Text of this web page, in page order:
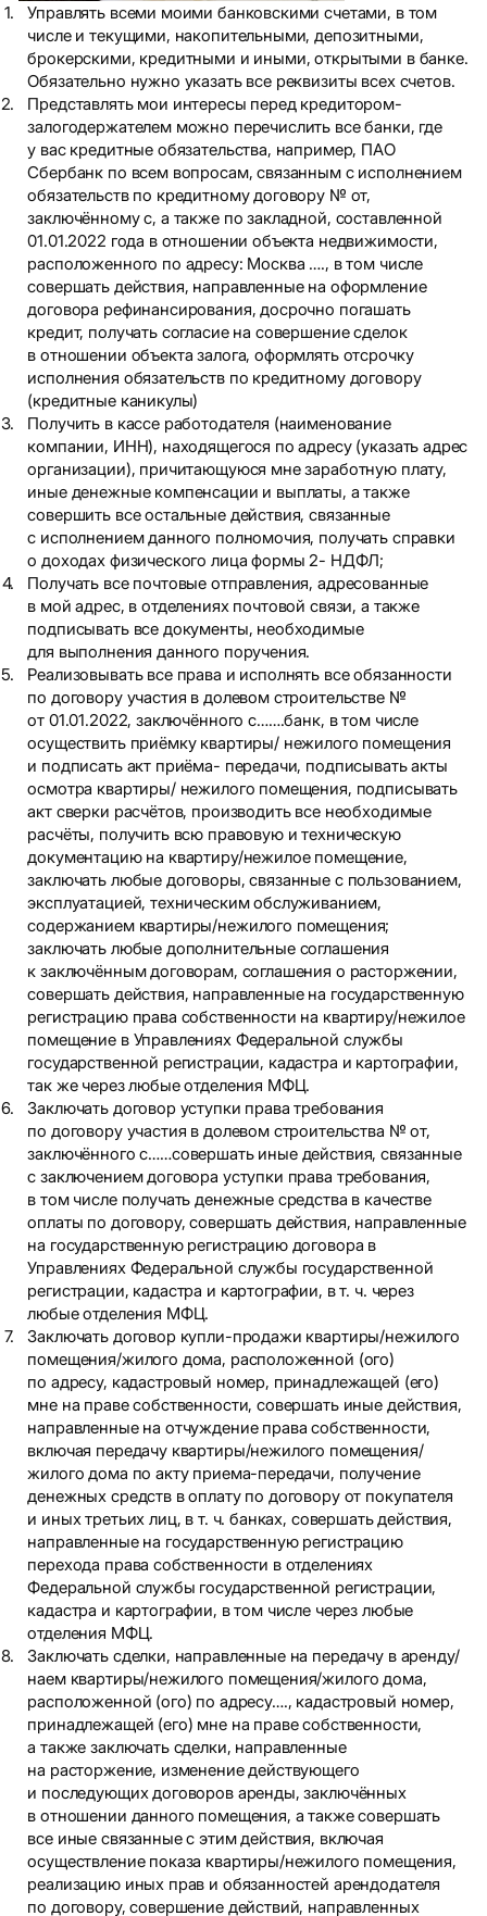
Управлять всеми моими банковскими счетами, в том
числе и текущими, накопительными, депозитными,
брокерскими, кредитными и иными, открытыми в банке.
Обязательно нужно указать все реквизиты всех счетов.
Представлять мои интересы перед кредитором-
залогодержателем можно перечислить все банки, где
у вас кредитные обязательства, например, ПАО
Сбербанк по всем вопросам, связанным с исполнением
обязательств по кредитному договору № от,
заключённому с, а также по закладной, составленной
01.01.2022 года в отношении объекта недвижимости,
расположенного по адресу: Москва …., в том числе
совершать действия, направленные на оформление
договора рефинансирования, досрочно погашать
кредит, получать согласие на совершение сделок
в отношении объекта залога, оформлять отсрочку
исполнения обязательств по кредитному договору
(кредитные каникулы)
Получить в кассе работодателя (наименование
компании, ИНН), находящегося по адресу (указать адрес
организации), причитающуюся мне заработную плату,
иные денежные компенсации и выплаты, а также
совершить все остальные действия, связанные
с исполнением данного полномочия, получать справки
о доходах физического лица формы 2- НДФЛ;
Получать все почтовые отправления, адресованные
в мой адрес, в отделениях почтовой связи, а также
подписывать все документы, необходимые
для выполнения данного поручения.
Реализовывать все права и исполнять все обязанности
по договору участия в долевом строительстве №
от 01.01.2022, заключённого с…….банк, в том числе
осуществить приёмку квартиры/ нежилого помещения
и подписать акт приёма- передачи, подписывать акты
осмотра квартиры/ нежилого помещения, подписывать
акт сверки расчётов, производить все необходимые
расчёты, получить всю правовую и техническую
документацию на квартиру/нежилое помещение,
заключать любые договоры, связанные с пользованием,
эксплуатацией, техническим обслуживанием,
содержанием квартиры/нежилого помещения;
заключать любые дополнительные соглашения
к заключённым договорам, соглашения о расторжении,
совершать действия, направленные на государственную
регистрацию права собственности на квартиру/нежилое
помещение в Управлениях Федеральной службы
государственной регистрации, кадастра и картографии,
так же через любые отделения МФЦ.
Заключать договор уступки права требования
по договору участия в долевом строительства № от,
заключённого с……совершать иные действия, связанные
с заключением договора уступки права требования,
в том числе получать денежные средства в качестве
оплаты по договору, совершать действия, направленные
на государственную регистрацию договора в
Управлениях Федеральной службы государственной
регистрации, кадастра и картографии, в т. ч. через
любые отделения МФЦ.
Заключать договор купли-продажи квартиры/нежилого
помещения/жилого дома, расположенной (ого)
по адресу, кадастровый номер, принадлежащей (его)
мне на праве собственности, совершать иные действия,
направленные на отчуждение права собственности,
включая передачу квартиры/нежилого помещения/
жилого дома по акту приема-передачи, получение
денежных средств в оплату по договору от покупателя
и иных третьих лиц, в т. ч. банках, совершать действия,
направленные на государственную регистрацию
перехода права собственности в отделениях
Федеральной службы государственной регистрации,
кадастра и картографии, в том числе через любые
отделения МФЦ.
Заключать сделки, направленные на передачу в аренду/
наем квартиры/нежилого помещения/жилого дома,
расположенной (ого) по адресу…., кадастровый номер,
принадлежащей (его) мне на праве собственности,
а также заключать сделки, направленные
на расторжение, изменение действующего
и последующих договоров аренды, заключённых
в отношении данного помещения, а также совершать
все иные связанные с этим действия, включая
осуществление показа квартиры/нежилого помещения,
реализацию иных прав и обязанностей арендодателя
по договору, совершение действий, направленных